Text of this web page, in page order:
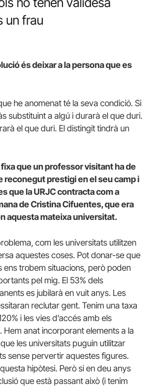
un frau
és deixar a la persona que es
he anomenat té la seva condició. Si
substituint a algú i durarà el que duri.
el que duri. El distingit tindrà un
que un professor visitant ha de
reconegut prestigi en el seu camp i
que la URJC contracta com a
de Cristina Cifuentes, que era
aquesta mateixa universitat.
com les universitats utilitzen
aquestes coses. Pot donar-se que
ens trobem situacions, però poden
pel mig. El 53% dels
es jubilarà en vuit anys. Les
reclutar gent. Tenim una taxa
i les vies d’accés amb els
Hem anat incorporant elements a la
les universitats puguin utilitzar
sense pervertir aquestes figures.
hipòtesi. Però si en deu anys
que està passant això (i tenim